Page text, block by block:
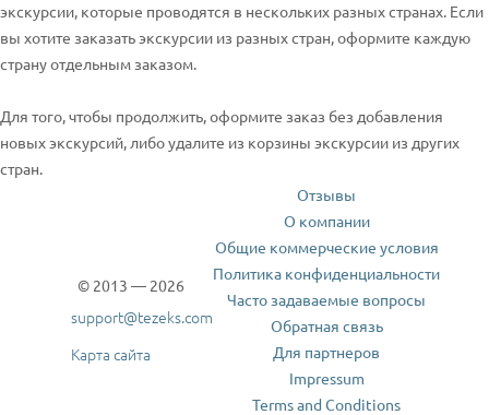
экскурсии, которые проводятся в нескольких разных странах. Если
вы хотите заказать экскурсии из разных стран, оформите каждую
страну отдельным заказом.
Для того, чтобы продолжить, оформите заказ без добавления
новых экскурсий, либо удалите из корзины экскурсии из других
стран.
© 2013 — 2026
support@tezeks.com
Карта сайта
Отзывы
О компании
Общие коммерческие условия
Политика конфиденциальности
Часто задаваемые вопросы
Обратная связь
Для партнеров
Impressum
Terms and Conditions